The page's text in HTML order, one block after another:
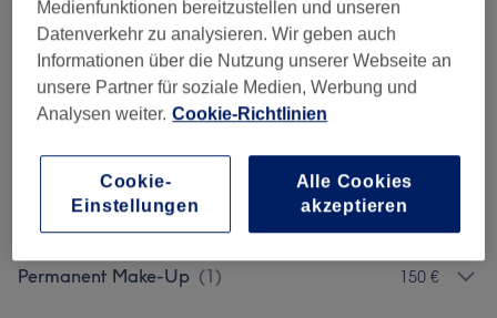
Microblading (1) ab 331,50 €
Augenbrauen & Wimpern ( 8) ab 10,20 €
Permanent Make-up / Kontur Make-
ab 246,50 €
Permanent Make-Up (1) 150 €
Medienfunktionen bereitzustellen und unseren
Datenverkehr zu analysieren. Wir geben auch
Informationen über die Nutzung unserer Webseite an
unsere Partner für soziale Medien, Werbung und
Analysen weiter. Cookie-Richtlinien
Cookie-
Einstellungen
Alle Cookies
akzeptieren